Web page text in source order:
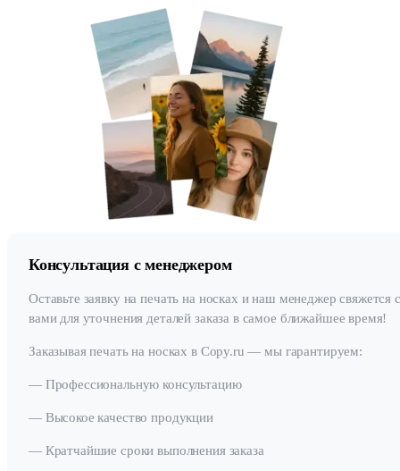
Консультация с менеджером
Оставьте заявку на печать на носках и наш менеджер свяжется с
вами для уточнения деталей заказа в самое ближайшее время!
Заказывая печать на носках в Copy.ru — мы гарантируем:
— Профессиональную консультацию
— Высокое качество продукции
— Кратчайшие сроки выполнения заказа